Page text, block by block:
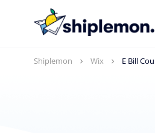
Shiplemon Wix E Bill